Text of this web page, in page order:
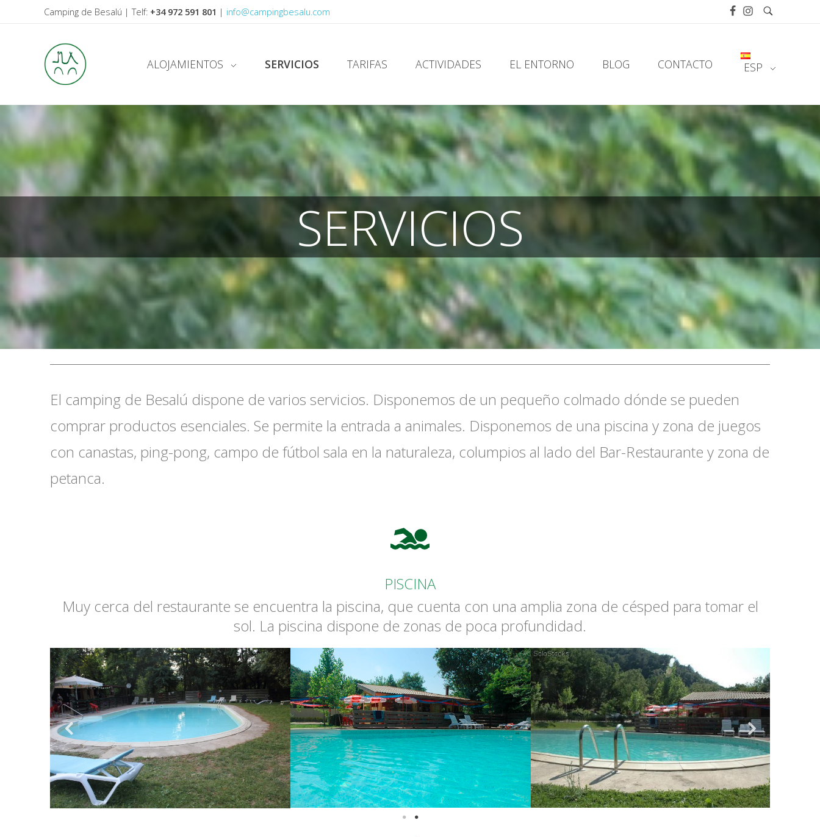
Camping de Besalú | Telf: +34 972 591 801 | info@campingbesalu.com
CAMPING DE BESALU
ALOJAMIENTOS SERVICIOS TARIFAS ACTIVIDADES EL ENTORNO BLOG CONTACTO ESP
SERVICIOS
El camping de Besalú dispone de varios servicios. Disponemos de un pequeño colmado dónde se pueden
comprar productos esenciales. Se permite la entrada a animales. Disponemos de una piscina y zona de juegos
con canastas, ping-pong, campo de fútbol sala en la naturaleza, columpios al lado del Bar-Restaurante y zona de
petanca.
PISCINA
Muy cerca del restaurante se encuentra la piscina, que cuenta con una amplia zona de césped para tomar el
sol. La piscina dispone de zonas de poca profundidad.